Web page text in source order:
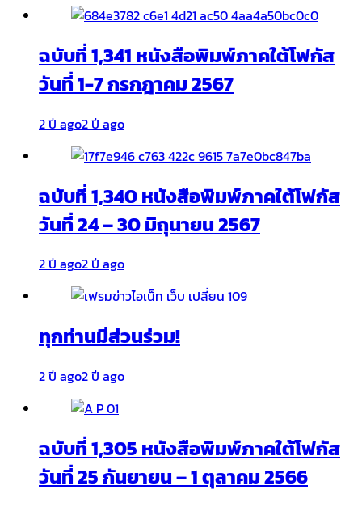
ฉบับที่ 1,341 หนังสือพิมพ์ภาคใต้โฟกัส
วันที่ 1-7 กรกฎาคม 2567
2 ปี ago2 ปี ago
ฉบับที่ 1,340 หนังสือพิมพ์ภาคใต้โฟกัส
วันที่ 24 – 30 มิถุนายน 2567
2 ปี ago2 ปี ago
ทุกท่านมีส่วนร่วม!
2 ปี ago2 ปี ago
ฉบับที่ 1,305 หนังสือพิมพ์ภาคใต้โฟกัส
วันที่ 25 กันยายน – 1 ตุลาคม 2566